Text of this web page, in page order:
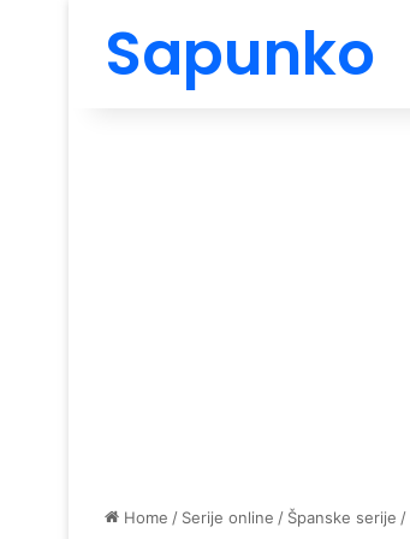
Sapunko
Home / Serije online / Španske serije /